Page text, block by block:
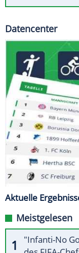
Datencenter
Aktuelle
Meistgelesen
"Infanti-No